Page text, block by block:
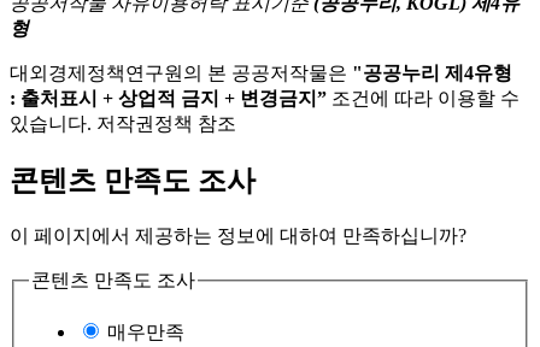
형
대외경제정책연구원의 본 공공저작물은 "공공누리 제4유형
: 출처표시 + 상업적 금지 + 변경금지” 조건에 따라 이용할 수
있습니다. 저작권정책 참조
콘텐츠 만족도 조사
이 페이지에서 제공하는 정보에 대하여 만족하십니까?
콘텐츠 만족도 조사
매우만족